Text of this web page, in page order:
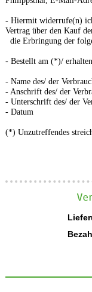
- Hiermit widerrufe(n)
Vertrag über den Kauf
die Erbringung der
- Bestellt am (*)/
- Name des/ der
- Anschrift des/ der
- Unterschrift des/ der
- Datum
(*) Unzutreffendes